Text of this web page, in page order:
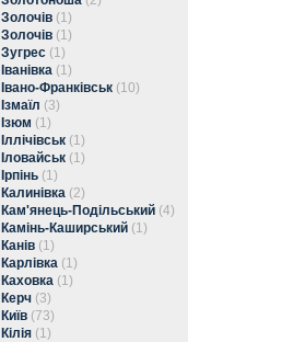
Золочів (1)
Золочів (1)
Зугрес (1)
Іванівка (1)
Івано-Франківськ (10)
Ізмаїл (3)
Ізюм (1)
Іллічівськ (1)
Іловайськ (1)
Ірпінь (1)
Калинівка (2)
Кам'янець-Подільський (4)
Камінь-Каширський (1)
Канів (1)
Карлівка (1)
Каховка (1)
Керч (3)
Київ (73)
Кілія (1)